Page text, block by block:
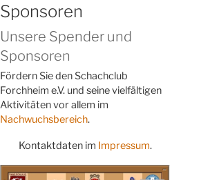
Sponsoren
Unsere Spender und
Sponsoren
Fördern Sie den Schachclub
Forchheim e.V. und seine vielfältigen
Aktivitäten vor allem im
Nachwuchsbereich.
Kontaktdaten im Impressum.